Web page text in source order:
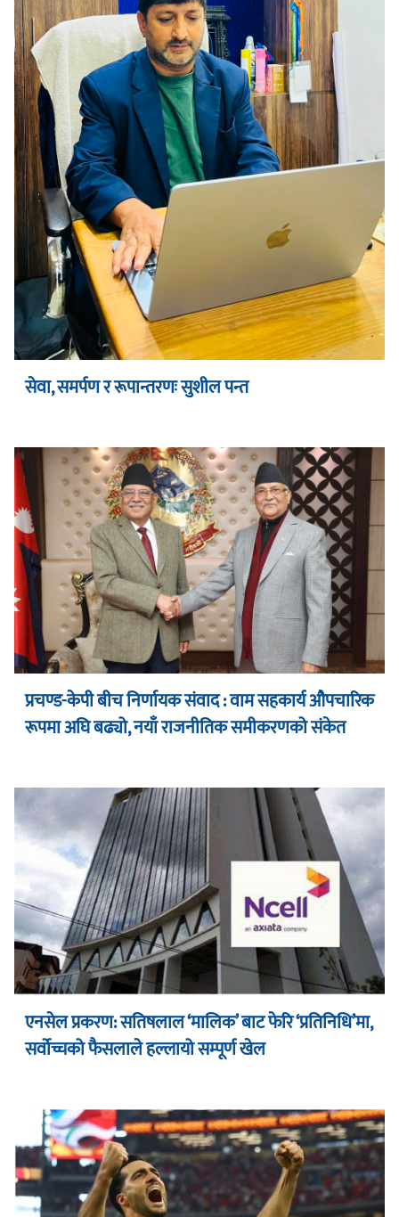
सेवा, समर्पण र रूपान्तरणः सुशील पन्त
प्रचण्ड-केपी बीच निर्णायक संवाद : वाम सहकार्य औपचारिक
रूपमा अघि बढ्यो, नयाँ राजनीतिक समीकरणको संकेत
एनसेल प्रकरण: सतिषलाल ‘मालिक’ बाट फेरि ‘प्रतिनिधि’मा,
सर्वोच्चको फैसलाले हल्लायो सम्पूर्ण खेल